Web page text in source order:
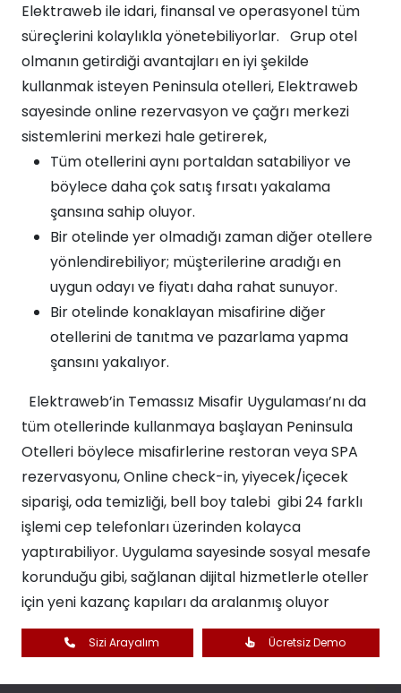
Elektraweb ile idari, finansal ve operasyonel tüm
süreçlerini kolaylıkla yönetebiliyorlar. Grup otel
olmanın getirdiği avantajları en iyi şekilde
kullanmak isteyen Peninsula otelleri, Elektraweb
sayesinde online rezervasyon ve çağrı merkezi
sistemlerini merkezi hale getirerek,
Tüm otellerini aynı portaldan satabiliyor ve
böylece daha çok satış fırsatı yakalama
şansına sahip oluyor.
Bir otelinde yer olmadığı zaman diğer otellere
yönlendirebiliyor; müşterilerine aradığı en
uygun odayı ve fiyatı daha rahat sunuyor.
Bir otelinde konaklayan misafirine diğer
otellerini de tanıtma ve pazarlama yapma
şansını yakalıyor.
Elektraweb’in Temassız Misafir Uygulaması’nı da
tüm otellerinde kullanmaya başlayan Peninsula
Otelleri böylece misafirlerine restoran veya SPA
rezervasyonu, Online check-in, yiyecek/içecek
siparişi, oda temizliği, bell boy talebi gibi 24 farklı
işlemi cep telefonları üzerinden kolayca
yaptırabiliyor. Uygulama sayesinde sosyal mesafe
korunduğu gibi, sağlanan dijital hizmetlerle oteller
için yeni kazanç kapıları da aralanmış oluyor
Sizi Arayalım Ücretsiz Demo